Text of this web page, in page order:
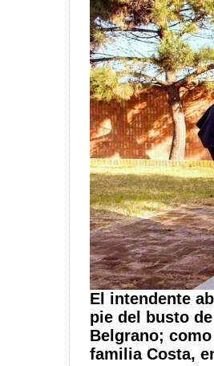
El intendente
pie del busto
Belgrano;
familia Costa,